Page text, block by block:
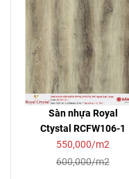
Sàn nhựa Royal
Ctystal RCFW106-1
550,000/m2
600,000/m2